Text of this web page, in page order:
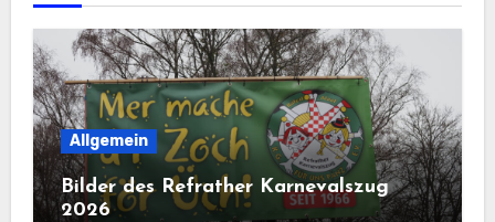
Allgemein
Bilder des Refrather Karnevalszug
2026